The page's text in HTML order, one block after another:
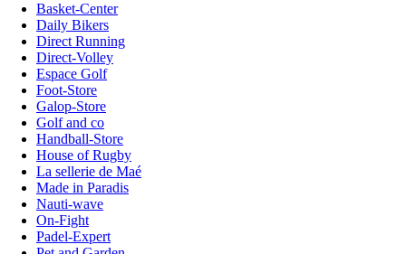
Basket-Center
Daily Bikers
Direct Running
Direct-Volley
Espace Golf
Foot-Store
Galop-Store
Golf and co
Handball-Store
House of Rugby
La sellerie de Maé
Made in Paradis
Nauti-wave
On-Fight
Padel-Expert